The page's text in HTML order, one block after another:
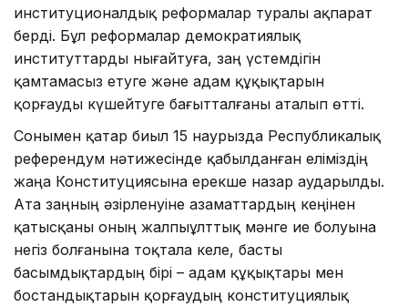
институционалдық реформалар туралы ақпарат
берді. Бұл реформалар демократиялық
институттарды нығайтуға, заң үстемдігін
қамтамасыз етуге және адам құқықтарын
қорғауды күшейтуге бағытталғаны аталып өтті.
Сонымен қатар биыл 15 наурызда Республикалық
референдум нәтижесінде қабылданған еліміздің
жаңа Конституциясына ерекше назар аударылды.
Ата заңның әзірленуіне азаматтардың кеңінен
қатысқаны оның жалпыұлттық мәнге ие болуына
негіз болғанына тоқтала келе, басты
басымдықтардың бірі – адам құқықтары мен
бостандықтарын қорғаудың конституциялық